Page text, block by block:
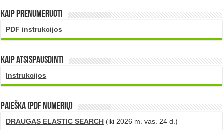
Kaip prenumeruoti
PDF instrukcijos
Kaip atsispausdinti
Instrukcijos
PAIEŠKA (PDF numerių)
DRAUGAS ELASTIC SEARCH (iki 2026 m. vas. 24 d.)